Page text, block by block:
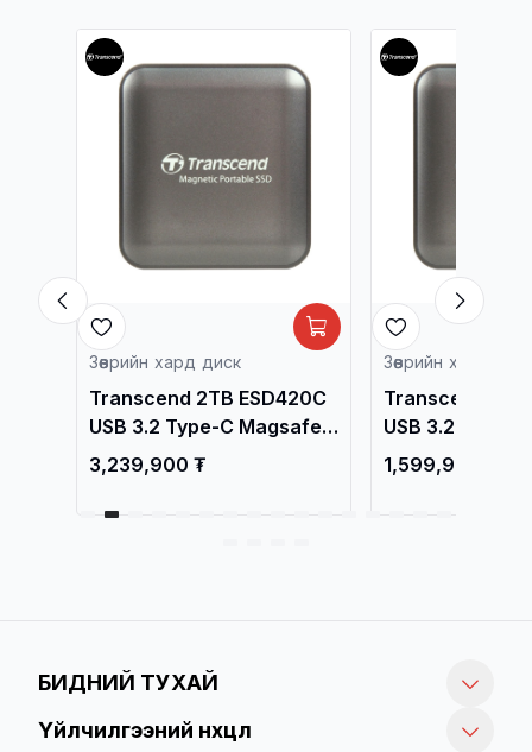
Зөөврийн хард диск
Transcend 2TB ESD420C
USB 3.2 Type-C Magsafe
External SSD, Iron Gray
Хард /
3,239,900 ₮
Зөөврийн хард диск
Transcend 1TB
USB 3.2 Type-C
External SSD,
1,599,900 ₮
БИДНИЙ ТУХАЙ
Үйлчилгээний нөхцөл